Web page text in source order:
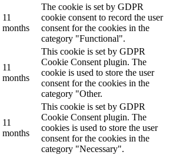
11
months
The cookie is set by GDPR
cookie consent to record the user
consent for the cookies in the
category "Functional".
11
months
This cookie is set by GDPR
Cookie Consent plugin. The
cookie is used to store the user
consent for the cookies in the
category "Other.
11
months
This cookie is set by GDPR
Cookie Consent plugin. The
cookies is used to store the user
consent for the cookies in the
category "Necessary".